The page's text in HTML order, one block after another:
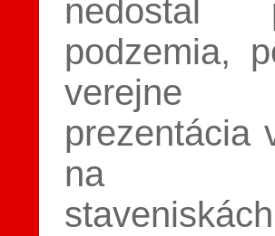
nedostal
podzemia,
verejne
prezentácia
na